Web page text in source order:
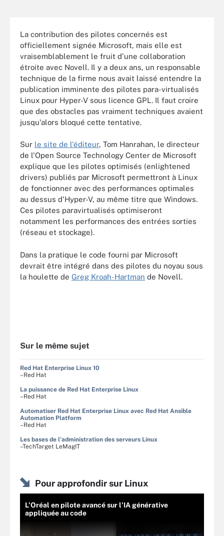
La contribution des pilotes concernés est
officiellement signée Microsoft, mais elle est
vraisemblablement le fruit d'une collaboration
étroite avec Novell. Il y a deux ans, un responsable
technique de la firme nous avait laissé entendre la
publication imminente des pilotes para-virtualisés
Linux pour Hyper-V sous licence GPL. Il faut croire
que des obstacles pas vraiment techniques avaient
jusqu'alors bloqué cette tentative.
Sur le site de l'éditeur, Tom Hanrahan, le directeur
de l'Open Source Technology Center de Microsoft
explique que les pilotes optimisés (enlightened
drivers) publiés par Microsoft permettront à Linux
de fonctionner avec des performances optimales
au dessus d'Hyper-V, au même titre que Windows.
Ces pilotes paravirtualisés optimiseront
notamment les performances des entrées sorties
(réseau et stockage).
Dans la pratique le code fourni par Microsoft
devrait être intégré dans des pilotes du noyau sous
la houlette de Greg Kroah-Hartman de Novell.
Sur le même sujet
Red Hat Enterprise Linux 10
–Red Hat
La puissance de Red Hat Enterprise Linux
–Red Hat
Automatiser Red Hat Enterprise Linux avec Red Hat Ansible
Automation Platform
–Red Hat
Les bases de l'administration des serveurs Linux
–TechTarget LeMagIT
Pour approfondir sur Linux
L’Oréal en pilote avancé sur l’IA générative
appliquée au code